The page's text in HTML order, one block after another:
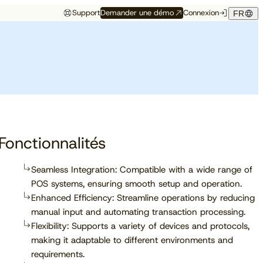
SupportDemander une démo Connexion FR
En savoir plus
conférences, salons et
Seamless Integration: Compatible with a wide range of
POS systems, ensuring smooth setup and operation.
Enhanced Efficiency: Streamline operations by reducing
manual input and automating transaction processing.
Flexibility: Supports a variety of devices and protocols,
making it adaptable to different environments and
requirements.